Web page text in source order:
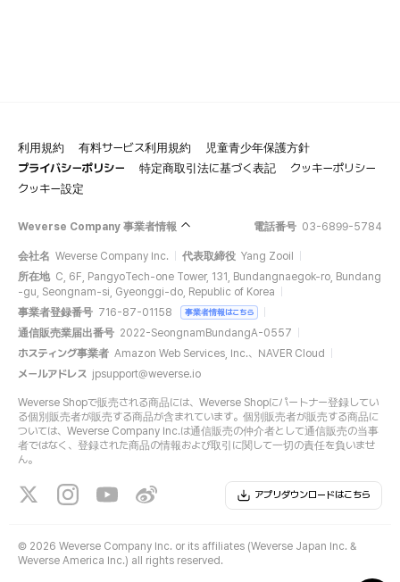
利用規約 有料サービス利用規約
児童青少年保護方針
プライバシーポリシー
特定商取引法に基づく表記
クッキーポリシー
クッキー設定
Weverse Company 事業者情報 電話番号 03-6899-5784
会社名 Weverse Company Inc. 代表取締役 Yang Zooil
所在地 C, 6F, PangyoTech-one Tower, 131, Bundangnaegok-ro, Bundang
-gu, Seongnam-si, Gyeonggi-do, Republic of Korea
事業者登録番号 716-87-01158 事業者情報はこちら
通信販売業届出番号 2022-SeongnamBundangA-0557
ホスティング事業者 Amazon Web Services, Inc.、NAVER Cloud
メールアドレス jpsupport@weverse.io
Weverse Shopで販売される商品には、Weverse Shopにパートナー登録してい
る個別販売者が販売する商品が含まれています。個別販売者が販売する商品に
ついては、Weverse Company Inc.は通信販売の仲介者として通信販売の当事
者ではなく、登録された商品の情報および取引に関して一切の責任を負いませ
ん。
アプリダウンロードはこちら
© 2026 Weverse Company Inc. or its affiliates (Weverse Japan Inc. &
Weverse America Inc.) all rights reserved.